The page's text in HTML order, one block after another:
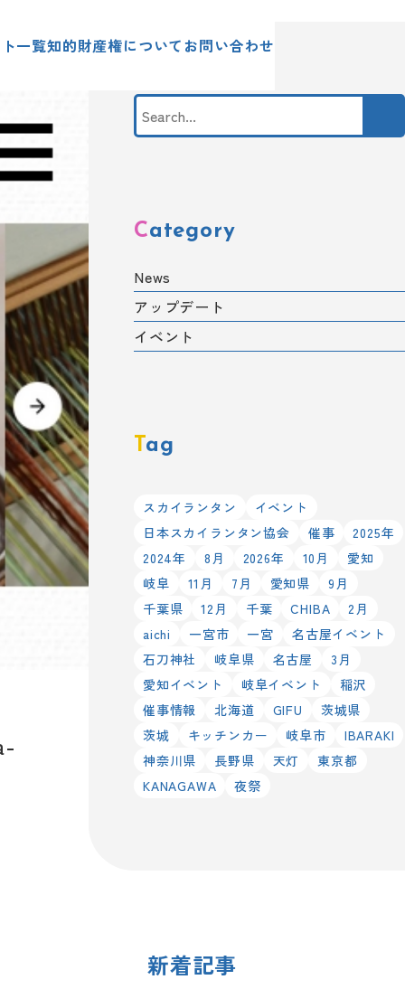
一覧知的財産権についてお問い合わせ
Category
News
アップデート
イベント
Tag
スカイランタン
イベント
日本スカイランタン協会
催事
2025年
2024年
8月 2026年 10月
愛知
岐阜
11月 7月 愛知県
9月
千葉県
12月 千葉 CHIBA
2月
aichi
一宮市 一宮
名古屋イベント
石刀神社
岐阜県 名古屋
3月
愛知イベント
岐阜イベント
稲沢
催事情報
北海道 GIFU
茨城県
茨城
キッチンカー 岐阜市
IBARAKI
神奈川県
長野県 天灯
東京都
KANAGAWA
夜祭
新着記事